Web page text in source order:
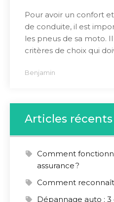
Pour avoir un confort
de conduite, il est
les pneus de sa moto.
critères de choix qui
Benjamin
Articles récents
Comment
assurance ?
Comment
Dépannage auto :